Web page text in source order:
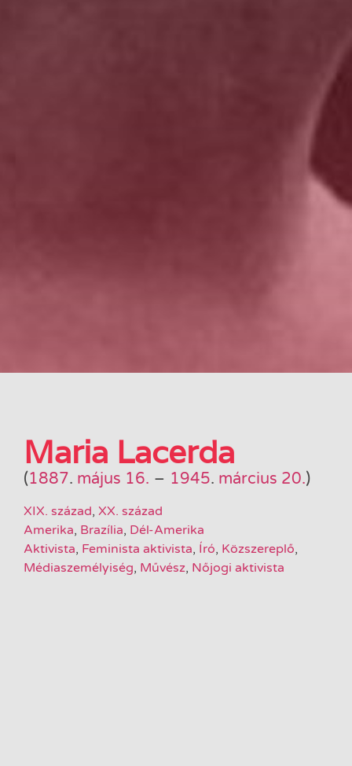
Maria Lacerda
(1887. május 16. – 1945. március 20.)
XIX. század, XX. század
Amerika, Brazília, Dél-Amerika
Aktivista, Feminista aktivista, Író, Közszereplő,
Médiaszemélyiség, Művész, Nőjogi aktivista